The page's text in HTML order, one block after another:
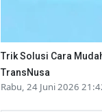
Trik Solusi Cara
TransNusa
Rabu, 24 Juni 2026